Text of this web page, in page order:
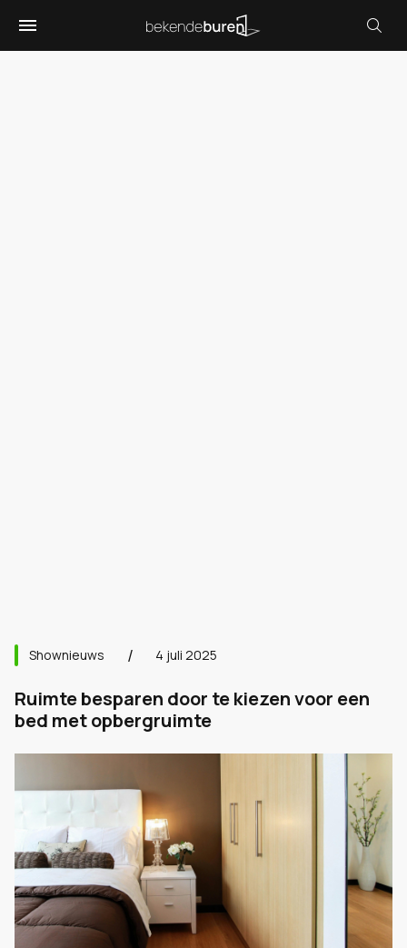
Shownieuws 4 juli 2025
Ruimte besparen door te kiezen voor een
bed met opbergruimte